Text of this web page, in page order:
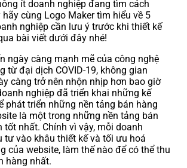
ít doanh nghiệp đang tìm cách
hãy cùng Logo Maker tìm hiểu về 5
nghiệp cần lưu ý trước khi thiết kế
bài viết dưới đây nhé!
ngày càng mạnh mẽ của công nghệ
từ đại dịch COVID-19, không gian
càng trở nên nhộn nhịp hơn bao giờ
nghiệp đã triển khai những kế
phát triển những nền tảng bán hàng
là một trong những nền tảng bán
tốt nhất. Chính vì vậy, mỗi doanh
tư vào khâu thiết kế và tối ưu hoá
của website, làm thế nào để có thể thu
hàng nhất.